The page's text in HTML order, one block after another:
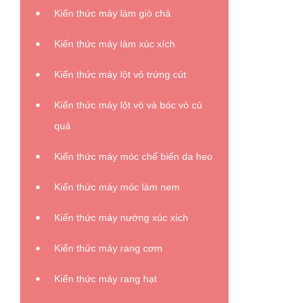
Kiến thức máy làm giò chả
Kiến thức máy làm xúc xích
Kiến thức máy lột vỏ trứng cút
Kiến thức máy lột vỏ và bóc vỏ củ
quả
Kiến thức máy móc chế biến da heo
Kiến thức máy móc làm nem
Kiến thức máy nướng xúc xích
Kiến thức máy rang cơm
Kiến thức máy rang hạt